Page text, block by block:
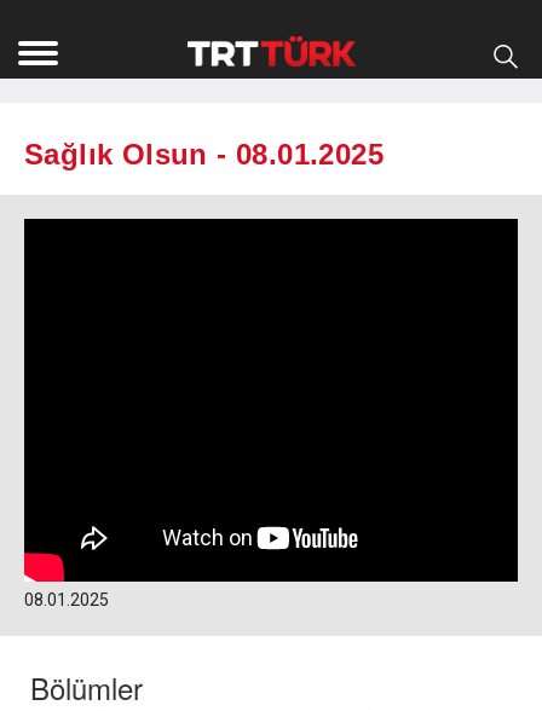
Sağlık Olsun - 08.01.2025
08.01.2025
Bölümler